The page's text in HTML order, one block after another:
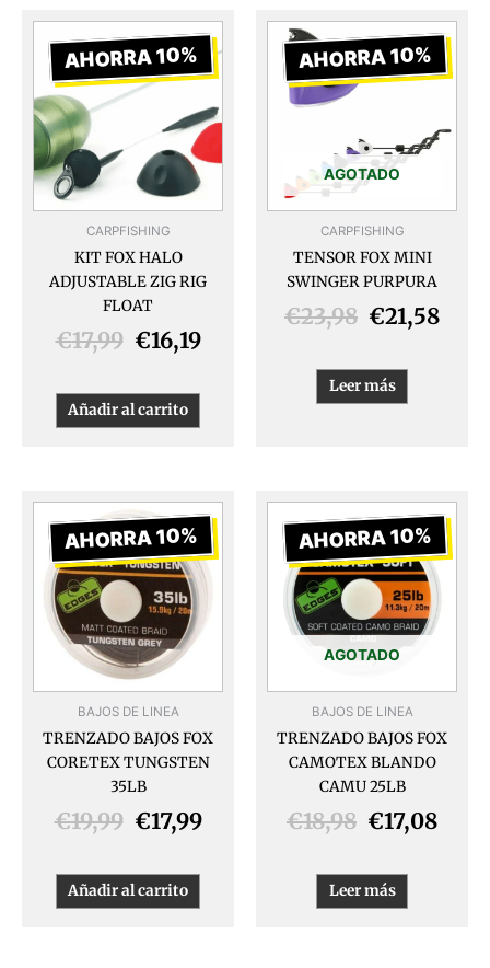
AHORRA 10%
CARPFISHING
KIT FOX HALO
ADJUSTABLE ZIG RIG
FLOAT
€17,99
El
precio
original
€17,99.
€16,19
El
precio
actual
es:
€16,19.
Añadir al carrito
AHORRA 10%
AGOTADO
CARPFISHING
TENSOR FOX MINI
SWINGER PURPURA
€23,98
El
precio
original
€23,98.
€21,58
El
Leer más
AHORRA 10%
BAJOS DE LINEA
TRENZADO BAJOS FOX
CORETEX TUNGSTEN
35LB
€19,99
El
precio
original
era:
€19,99.
€17,99
El
precio
actual
es:
€17,99.
Añadir al carrito
AHORRA 10%
AGOTADO
BAJOS DE LINEA
TRENZADO BAJOS FOX
CAMOTEX BLANDO
CAMU 25LB
€18,98
El
precio
original
era:
€18,98.
€17,08
El
es:
Leer más